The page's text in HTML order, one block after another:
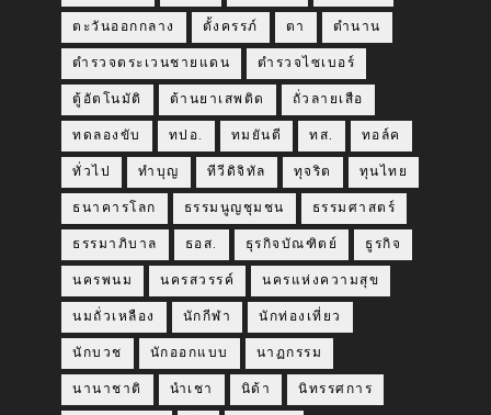
ตะวันออกกลาง ตั้งครรภ์ ตา ตำนาน
ตำรวจตระเวนชายแดน ตำรวจไซเบอร์
ตู้อัตโนมัติ ต้านยาเสพติด ถั่วลายเสือ
ทดลองขับ ทปอ. ทมยันตี ทส. ทอล์ค
ทั่วไป ทำบุญ ทีวีดิจิทัล ทุจริต ทุนไทย
ธนาคารโลก ธรรมนูญชุมชน ธรรมศาสตร์
ธรรมาภิบาล ธอส. ธุรกิจบัณฑิตย์ ธูรกิจ
นครพนม นครสวรรค์ นครแห่งความสุข
นมถั่วเหลือง นักกีฬา นักท่องเที่ยว
นักบวช นักออกแบบ นาฏกรรม
นานาชาติ นำเชา นิด้า นิทรรศการ